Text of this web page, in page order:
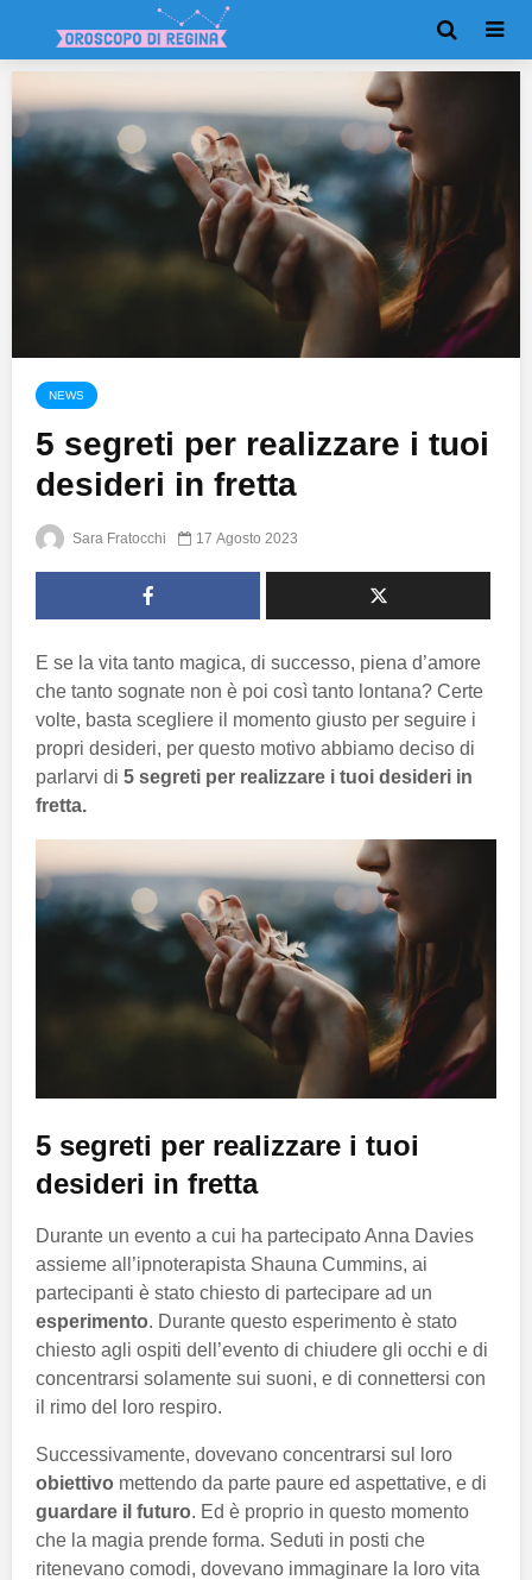
NEWS
5 segreti per realizzare i tuoi
desideri in fretta
Sara Fratocchi 17 Agosto 2023
E se la vita tanto magica, di successo, piena d’amore
che tanto sognate non è poi così tanto lontana? Certe
volte, basta scegliere il momento giusto per seguire i
propri desideri, per questo motivo abbiamo deciso di
parlarvi di 5 segreti per realizzare i tuoi desideri in
fretta.
5 segreti per realizzare i tuoi
desideri in fretta
Durante un evento a cui ha partecipato Anna Davies
assieme all’ipnoterapista Shauna Cummins, ai
partecipanti è stato chiesto di partecipare ad un
esperimento. Durante questo esperimento è stato
chiesto agli ospiti dell’evento di chiudere gli occhi e di
concentrarsi solamente sui suoni, e di connettersi con
il rimo del loro respiro.
Successivamente, dovevano concentrarsi sul loro
obiettivo mettendo da parte paure ed aspettative, e di
guardare il futuro. Ed è proprio in questo momento
che la magia prende forma. Seduti in posti che
ritenevano comodi, dovevano immaginare la loro vita